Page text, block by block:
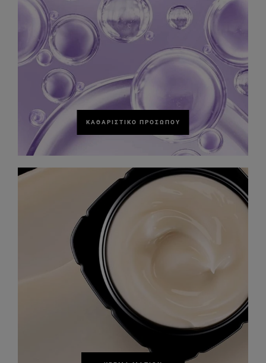
ΚΑΘΑΡΙΣΤΙΚΌ ΠΡΟΣΏΠΟΥ